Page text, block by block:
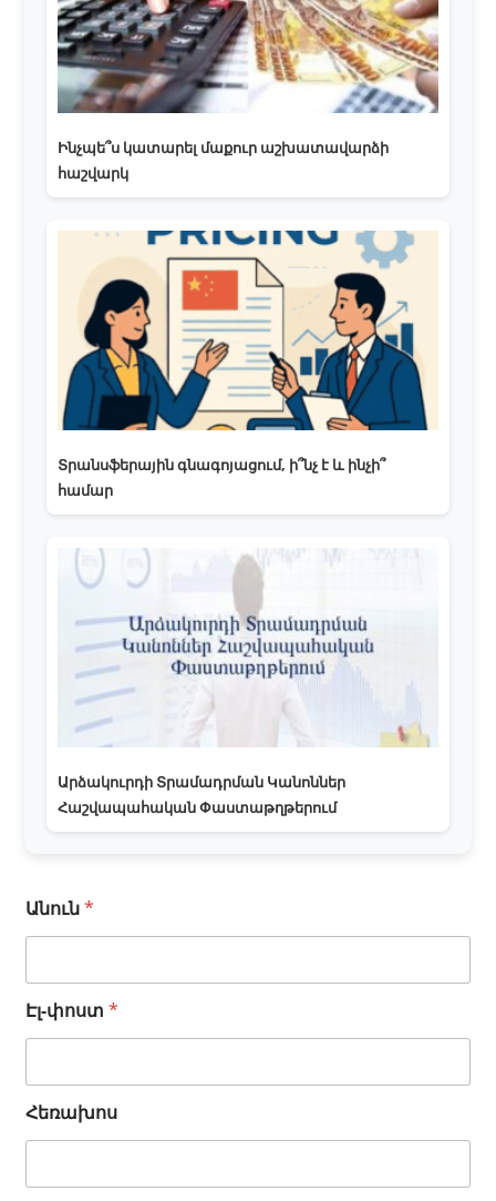
Ինչպե՞ս կատարել մաքուր աշխատավարձի
հաշվարկ
Տրանսֆերային գնագոյացում, ի՞նչ է և ինչի՞
համար
Արձակուրդի Տրամադրման Կանոններ
Հաշվապահական Փաստաթղթերում
Անուն*
Ա
Ա
ն
Էլ-փոստ*
Հեռախոս